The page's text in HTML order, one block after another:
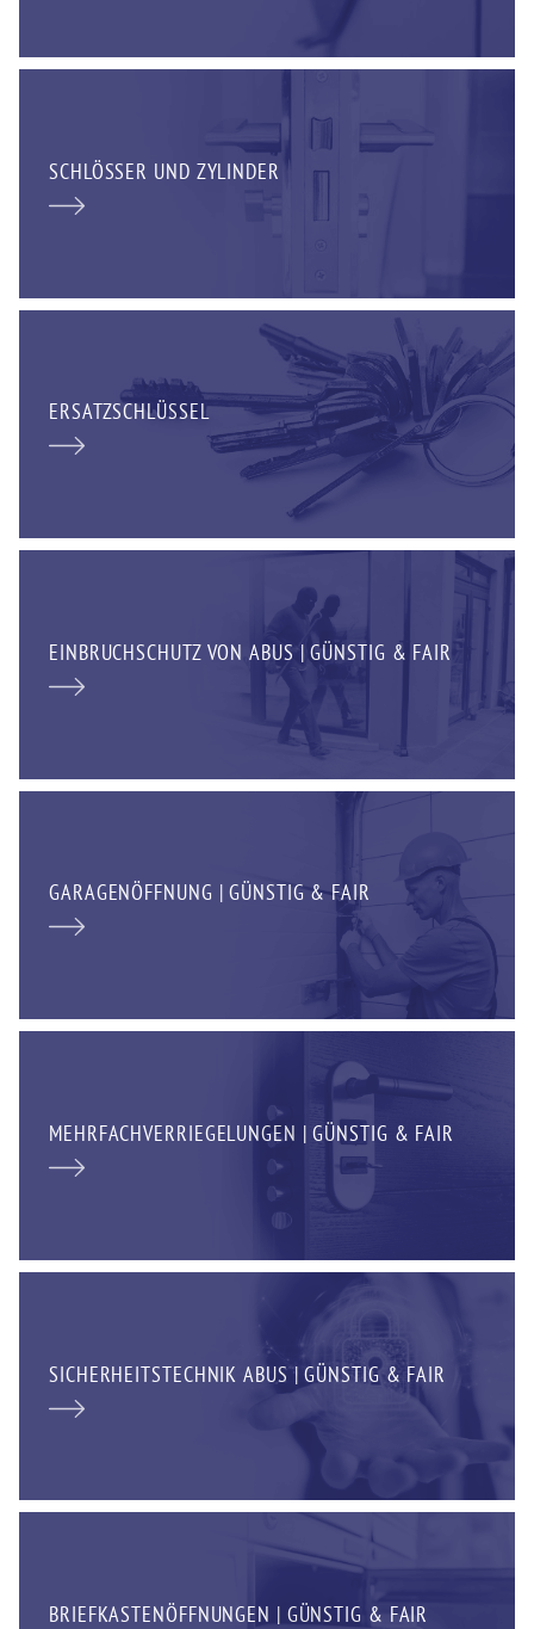
SCHLÖSSER UND ZYLINDER
ERSATZSCHLÜSSEL
EINBRUCHSCHUTZ VON ABUS | GÜNSTIG & FAIR
GARAGENÖFFNUNG | GÜNSTIG & FAIR
MEHRFACHVERRIEGELUNGEN | GÜNSTIG & FAIR
SICHERHEITSTECHNIK ABUS | GÜNSTIG & FAIR
BRIEFKASTENÖFFNUNGEN | GÜNSTIG & FAIR